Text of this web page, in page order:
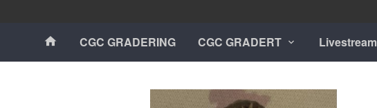
Produkter
CGC GRADERING CGC GRADERT